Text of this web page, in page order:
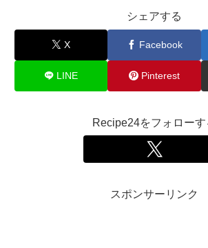
シェアする
X Facebook
LINE Pinterest
Recipe24をフォローす
スポンサーリンク